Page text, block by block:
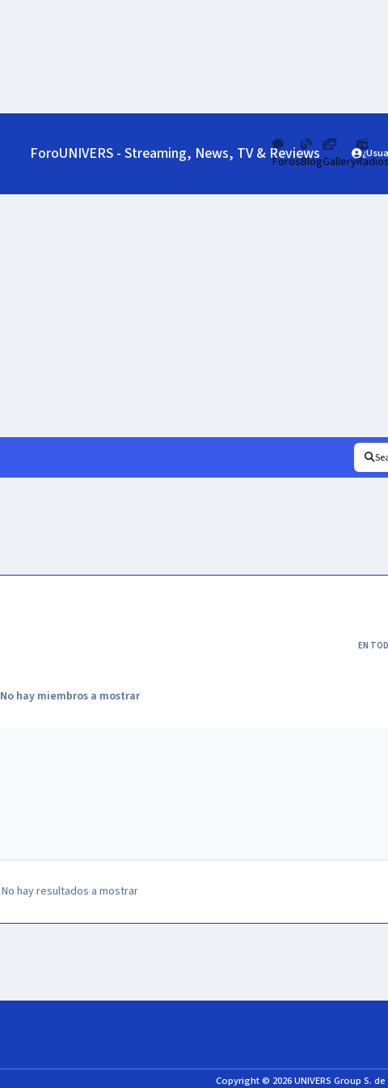
ForoUNIVERS - Streaming, News, TV & Reviews
ForosBlogGalleryRadios
EN
No hay miembros a mostrar
No hay resultados a mostrar
Copyright © 2026 UNIVERS Group S. de